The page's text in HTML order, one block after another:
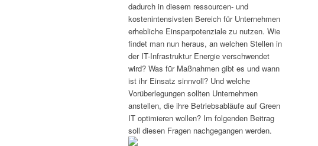
dadurch in diesem ressourcen- und
kostenintensivsten Bereich für Unternehmen
erhebliche Einsparpotenziale zu nutzen. Wie
findet man nun heraus, an welchen Stellen in
der IT-Infrastruktur Energie verschwendet
wird? Was für Maßnahmen gibt es und wann
ist ihr Einsatz sinnvoll? Und welche
Vorüberlegungen sollten Unternehmen
anstellen, die ihre Betriebsabläufe auf Green
IT optimieren wollen? Im folgenden Beitrag
soll diesen Fragen nachgegangen werden.